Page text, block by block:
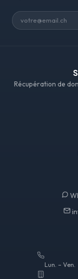
Récupération de
Lun. – Ven.